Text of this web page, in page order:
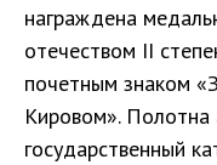
награждена
отечеством II
почетным знаком
Кировом». Полотна
государственный